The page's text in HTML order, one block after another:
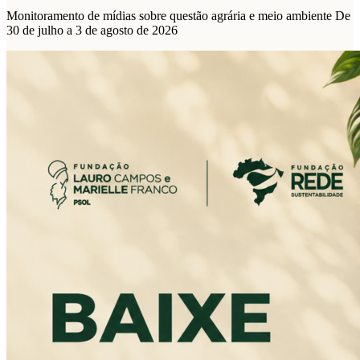
Monitoramento de mídias sobre questão agrária e meio ambiente De
30 de julho a 3 de agosto de 2026